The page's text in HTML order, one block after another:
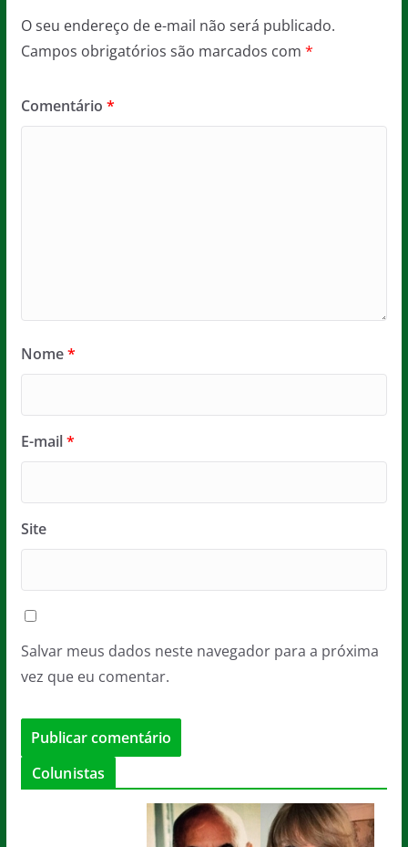
O seu endereço de e-mail não será publicado.
Campos obrigatórios são marcados com *
Comentário *
Nome*
E-mail*
Site
Salvar meus dados neste navegador para a próxima
vez que eu comentar.
Colunistas